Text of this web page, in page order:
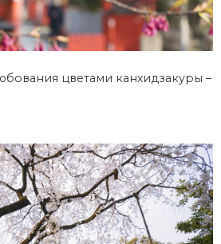
цветами канхидзакуры –